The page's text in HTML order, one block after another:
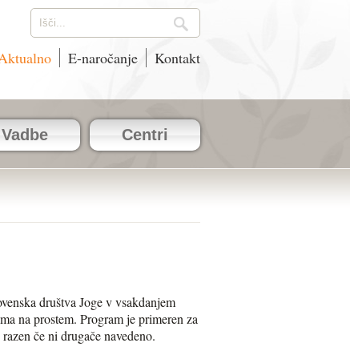
E-naročanje Kontakt
Vadbe Centri
društva Joge v vsakdanjem
na prostem. Program je primeren za
če ni drugače navedeno.